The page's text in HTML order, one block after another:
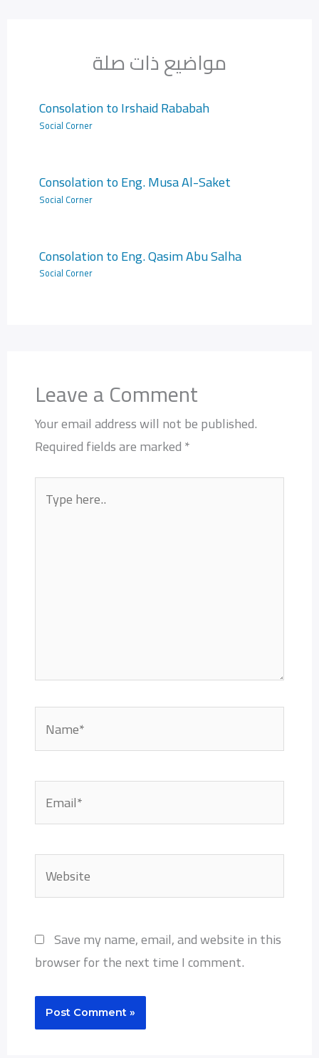
مواضيع ذات صلة
Consolation to Irshaid Rababah
Social Corner
Consolation to Eng. Musa Al-Saket
Social Corner
Consolation to Eng. Qasim Abu Salha
Social Corner
Leave a Comment
Your email address will not be published.
Required fields are marked*
here..
Website
Save my name, email, and website in this
browser for the next time I comment.